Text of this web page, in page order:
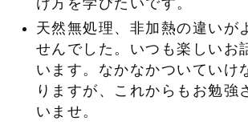
け方を学びたいです。
天然無処理、非加熱の違いが
せんでした。いつも楽しいお
います。なかなかついていけ
りますが、これからもお勉強
いませ。